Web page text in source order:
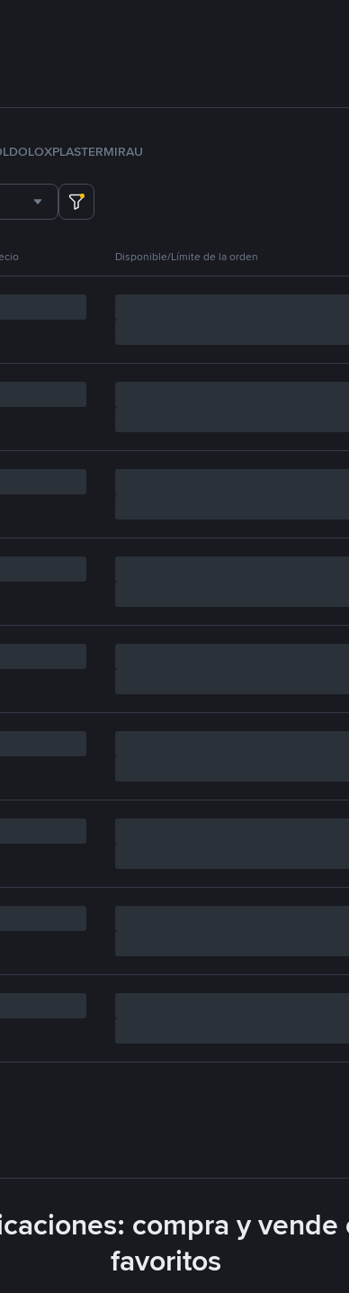
DOLOXPLASTERMIRAU
Disponible/Límite de la orden
compra y
favoritos